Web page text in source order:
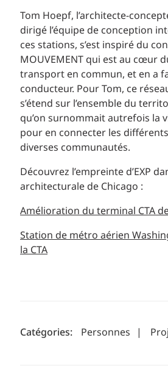
Tom Hoepf, l’architecte-
dirigé l’équipe de conception
ces stations, s’est inspiré du
MOUVEMENT qui est au cœur
transport en commun, et en a
conducteur. Pour Tom, ce
s’étend sur l’ensemble du
qu’on surnommait autrefois la
pour en connecter les
diverses communautés.
Découvrez l’empreinte d’EXP
architecturale de Chicago :
Amélioration du terminal CTA
Station de métro aérien
la CTA
Catégories: Personnes |